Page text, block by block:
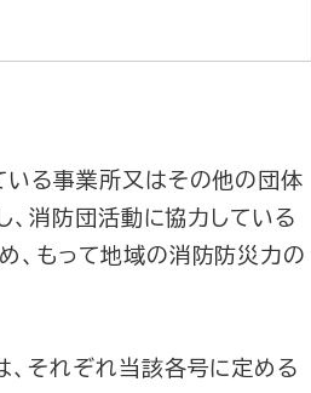
る事業所又はその他の団体
、消防団活動に協力している
、もって地域の消防防災力の
それぞれ当該各号に定める